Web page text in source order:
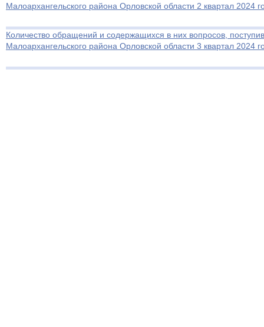
Малоархангельского района Орловской области 2 квартал 2024
Количество обращений и содержащихся в них вопросов,
Малоархангельского района Орловской области 3 квартал 2024